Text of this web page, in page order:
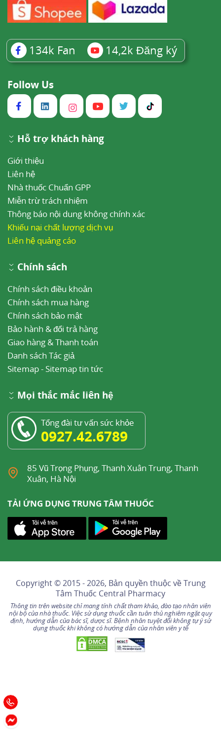
134k Fan 14,2k Đăng ký
Follow Us
Hỗ trợ khách hàng
Giới thiệu
Liên hệ
Nhà thuốc Chuẩn GPP
Miễn trừ trách nhiệm
Thông báo nội dung không chính xác
Khiếu nại chất lượng dịch vụ
Liên hệ quảng cáo
Chính sách
Chính sách điều khoản
Chính sách mua hàng
Chính sách bảo mật
Bảo hành & đổi trả hàng
Giao hàng & Thanh toán
Danh sách Tác giả
Sitemap- Sitemap tin tức
Mọi thắc mắc liên hệ
Tổng đài tư vấn sức khỏe
0927.42.6789
85 Vũ Trọng Phụng, Thanh Xuân Trung, Thanh
Xuân, Hà Nội
TẢI ỨNG DỤNG TRUNG TÂM THUỐC
Copyright © 2015 - 2026, Bản quyền thuộc vềTrung
Tâm Thuốc Central Pharmacy
Thông tin trên website chỉ mang tính chất tham khảo, đào tạo nhân viên
nội bộ của nhà thuốc. Việc sử dụng thuốc cần tuân thủ nghiêm ngặt quy
định, hướng dẫn của bác sĩ, dược sĩ. Bệnh nhân tuyệt đối không tự ý sử
dụng thuốc khi không có hướng dẫn của nhân viên y tế